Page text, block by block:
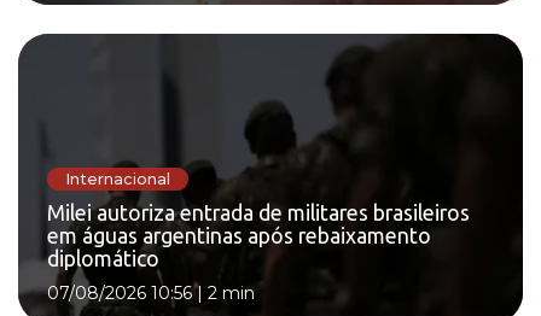
Internacional
Milei autoriza entrada de militares brasileiros
em águas argentinas após rebaixamento
diplomático
07/08/2026 10:56| 2 min